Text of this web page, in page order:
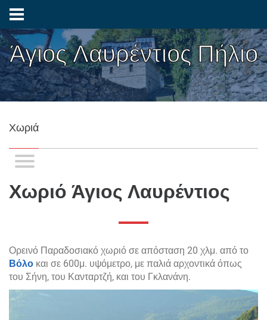
Άγιος Λαυρέντιος Πήλιο
Χωριά
Χωριό Άγιος Λαυρέντιος
Ορεινό Παραδοσιακό χωριό σε απόσταση 20 χλμ. από το
Βόλο και σε 600μ. υψόμετρο, με παλιά αρχοντικά όπως
του Σήνη, του Κανταρτζή, και του Γκλανάνη.